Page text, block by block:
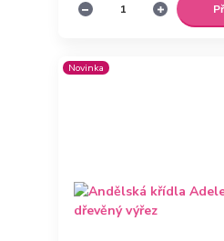
Novinka